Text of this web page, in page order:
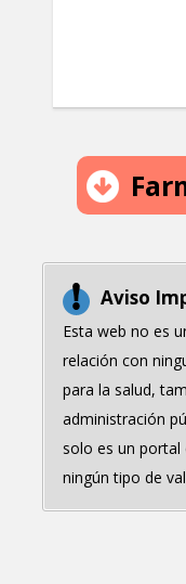
Aviso
Esta web no es
relación con
para la salud,
administración
solo es un
ningún tipo de